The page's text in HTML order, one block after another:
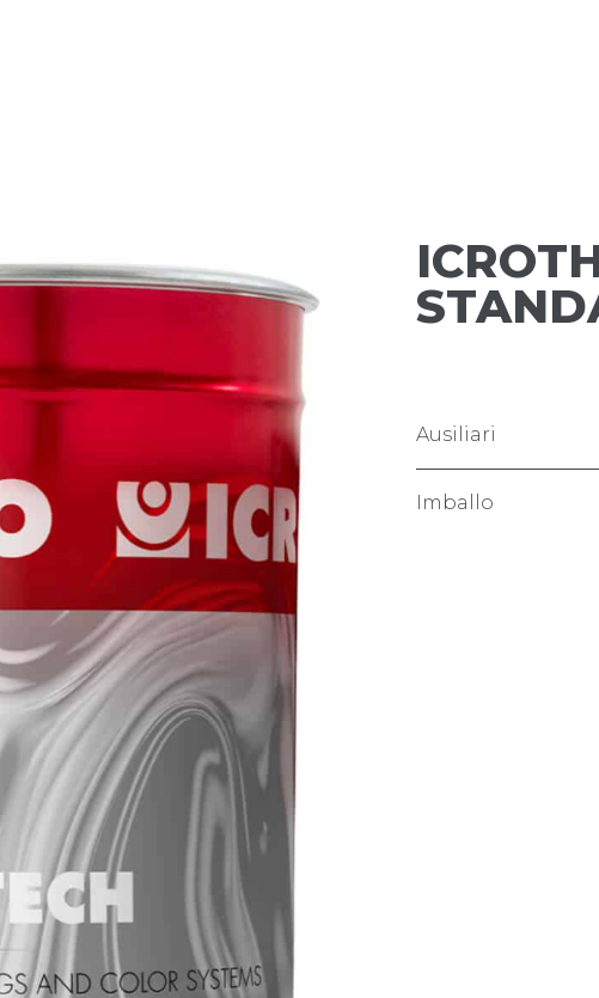
Ausiliari
Imballo